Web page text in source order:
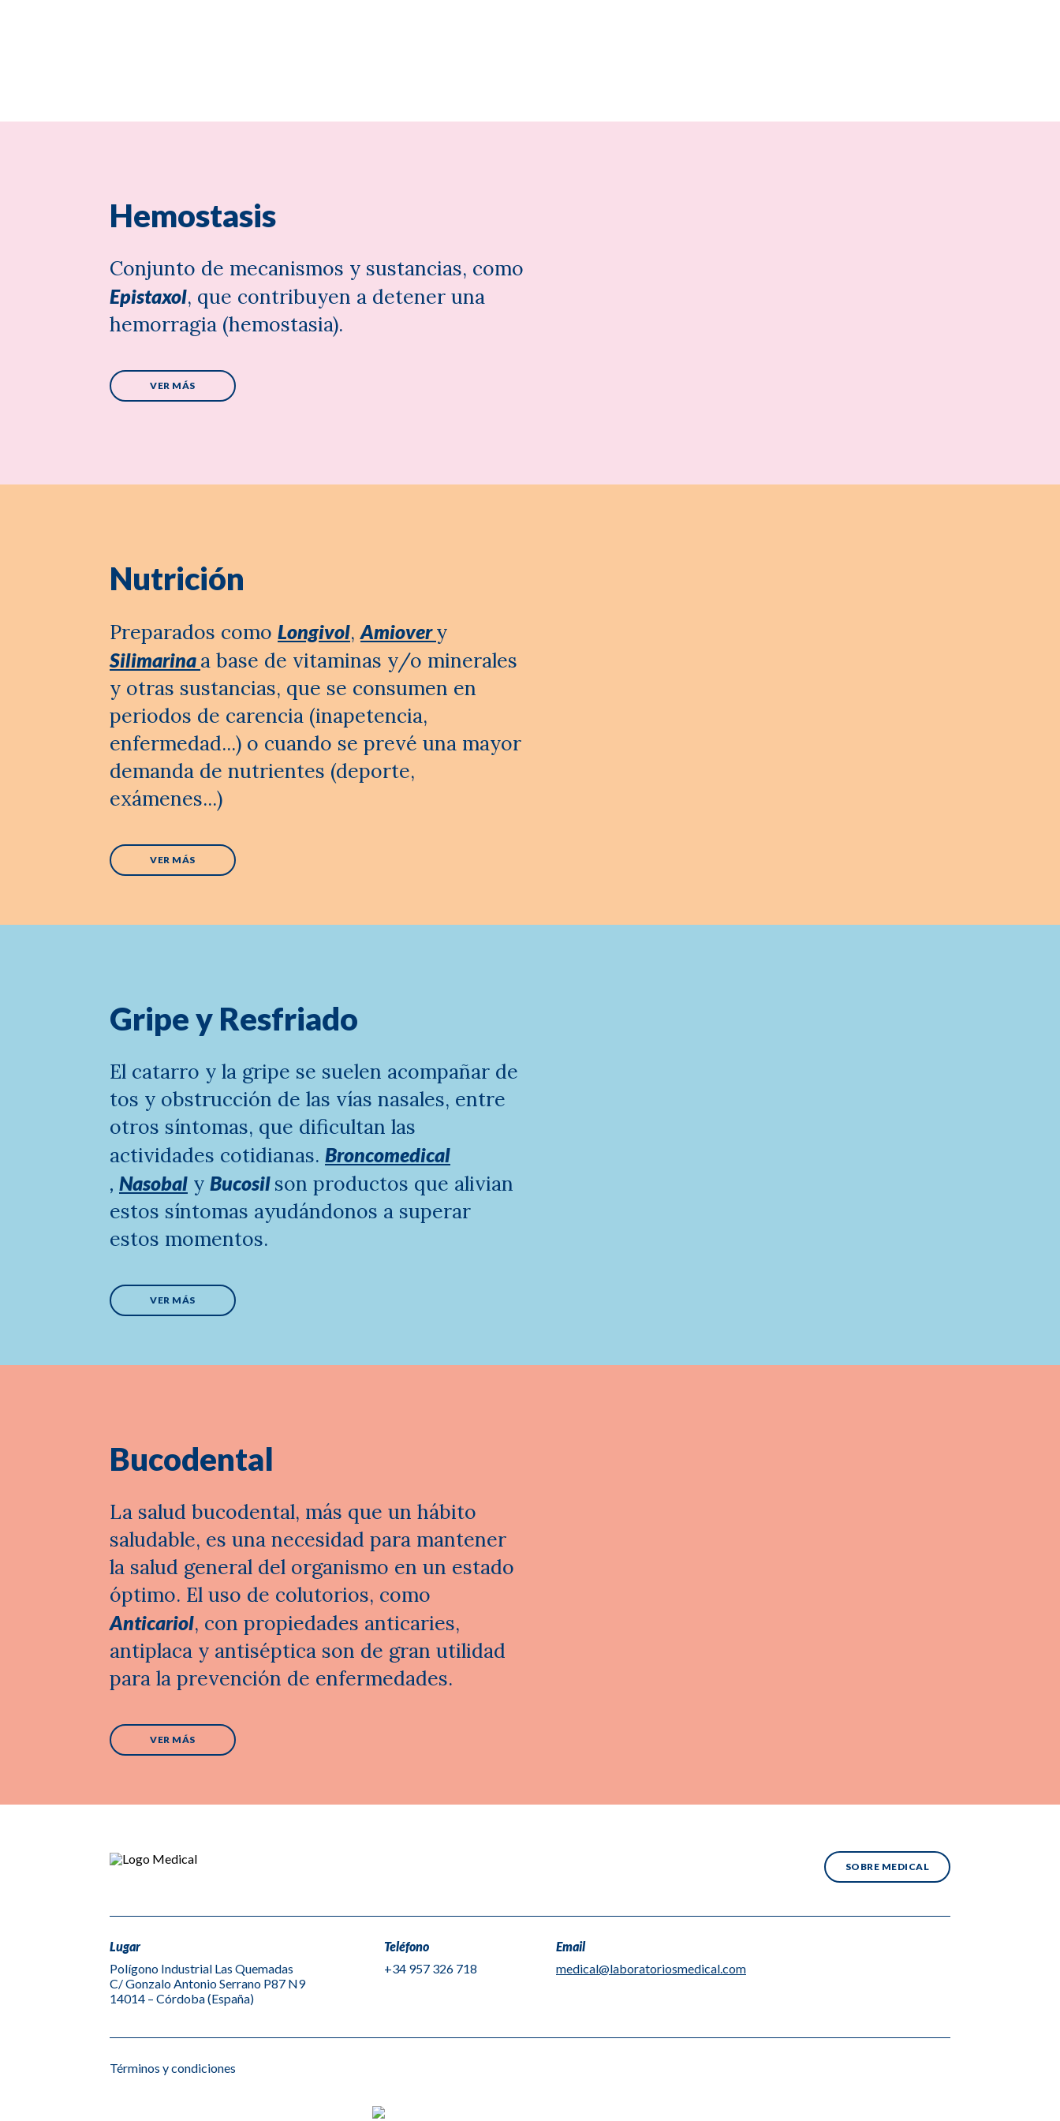
Hemostasis
Conjunto de mecanismos y sustancias, como
Epistaxol, que contribuyen a detener una
hemorragia (hemostasia).
VER MÁS
Nutrición
Preparados como Longivol,Amiover y
Silimarina a base de vitaminas y/o minerales
y otras sustancias, que se consumen en
periodos de carencia (inapetencia,
enfermedad...) o cuando se prevé una mayor
demanda de nutrientes (deporte,
exámenes...)
VER MÁS
Gripe y Resfriado
El catarro y la gripe se suelen acompañar de
tos y obstrucción de las vías nasales, entre
otros síntomas, que dificultan las
actividades cotidianas. Broncomedical
, Nasobal y Bucosil son productos que alivian
estos síntomas ayudándonos a superar
estos momentos.
VER MÁS
Bucodental
La salud bucodental, más que un hábito
saludable, es una necesidad para mantener
la salud general del organismo en un estado
óptimo. El uso de colutorios, como
Anticariol, con propiedades anticaries,
antiplaca y antiséptica son de gran utilidad
para la prevención de enfermedades.
VER MÁS
SOBRE MEDICAL
Lugar
Polígono Industrial Las Quemadas
C/ Gonzalo Antonio Serrano P87 N9
14014 – Córdoba (España)
Teléfono
+34 957 326 718
Email
medical@laboratoriosmedical.com
Términos y condiciones